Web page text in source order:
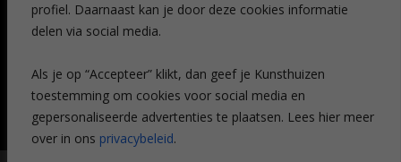
profiel. Daarnaast kan je door deze cookies informatie
delen via social media.
Als je op “Accepteer” klikt, dan geef je Kunsthuizen
toestemming om cookies voor social media en
gepersonaliseerde advertenties te plaatsen. Lees hier meer
over in ons privacybeleid.
NIEUWSBRIEF